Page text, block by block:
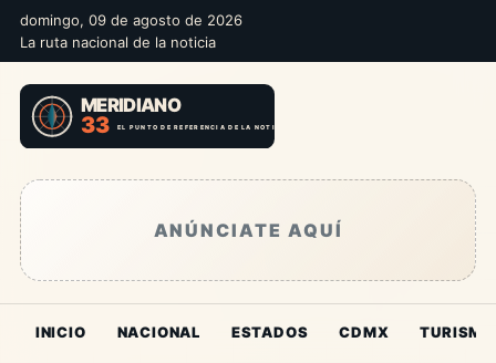
domingo, 09 de agosto de 2026
La ruta nacional de la noticia
ANÚNCIATE AQUÍ
INICIO NACIONAL ESTADOS CDMX TURISMO